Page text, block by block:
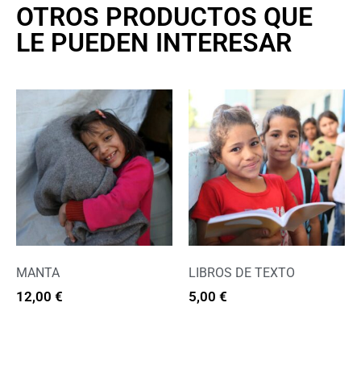
OTROS PRODUCTOS QUE
LE PUEDEN INTERESAR
MANTA
12,00 €
LIBROS DE TEXTO
5,00 €